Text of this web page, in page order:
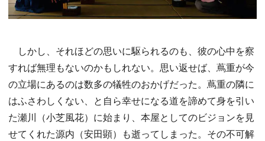
しかし、それほどの思いに駆られるのも、彼の心中を察
すれば無理もないのかもしれない。思い返せば、蔦重が今
の立場にあるのは数多の犠牲のおかげだった。蔦重の隣に
はふさわしくない、と自ら幸せになる道を諦めて身を引い
た瀬川（小芝風花）に始まり、本屋としてのビジョンを見
せてくれた源内（安田顕）も逝ってしまった。その不可解